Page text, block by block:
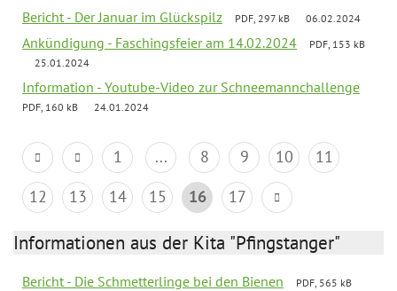
Bericht - Der Januar im Glückspilz PDF, 297 kB 06.02.2024
Ankündigung - Faschingsfeier am 14.02.2024
PDF, 153 kB
25.01.2024
Information - Youtube-Video zur Schneemannchallenge
PDF, 160 kB 24.01.2024
1 ... 8 9 10
11
12
13 14 15 16 17
Informationen aus der Kita "Pfingstanger"
Bericht - Die Schmetterlinge bei den Bienen
PDF, 565 kB